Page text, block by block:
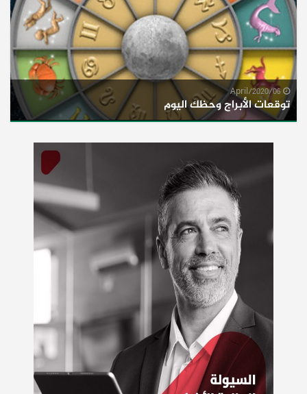
توقعات الأبراج وحظك اليوم